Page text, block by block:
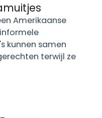
Amerikaanse
kunnen samen
terwijl ze